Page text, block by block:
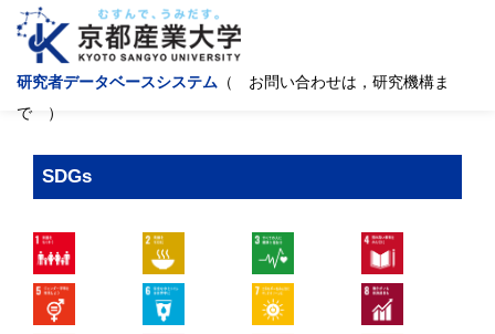
研究者データベースシステム （ お問い合わせは，研究機構ま
で ）
SDGs